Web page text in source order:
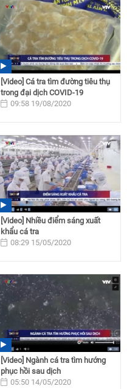
[Video] Cá tra tìm đường tiêu thụ
trong đại dịch COVID-19
09:58 19/08/2020
[Video] Nhiều điểm sáng xuất
khẩu cá tra
08:29 15/05/2020
[Video] Ngành cá tra tìm hướng
phục hồi sau dịch
05:50 14/05/2020